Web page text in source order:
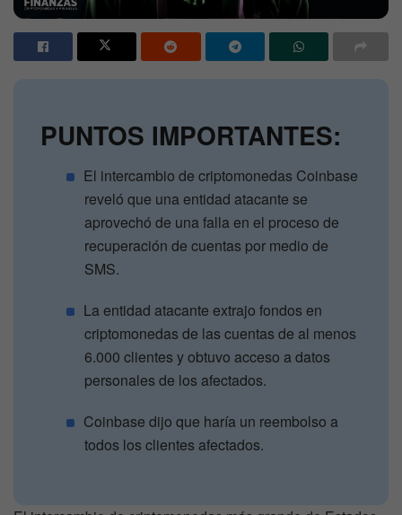
PUNTOS IMPORTANTES:
El intercambio de criptomonedas Coinbase
reveló que una entidad atacante se
aprovechó de una falla en el proceso de
recuperación de cuentas por medio de
SMS.
La entidad atacante extrajo fondos en
criptomonedas de las cuentas de al menos
6.000 clientes y obtuvo acceso a datos
personales de los afectados.
Coinbase dijo que haría un reembolso a
todos los clientes afectados.